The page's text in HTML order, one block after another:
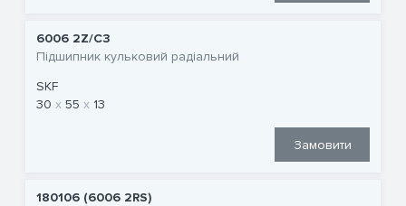
6006 2Z/C3
Підшипник кульковий радіальний
SKF
30
55 13
Замовити
180106 (6006 2RS)